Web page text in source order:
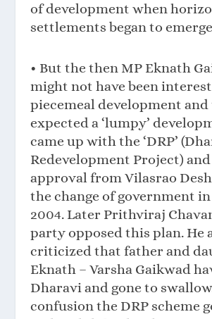
of development when
settlements began to
• But the then MP Eknath
might not have been
piecemeal development
expected a ‘lumpy’
came up with the ‘DRP’
Redevelopment Project)
approval from Vilasrao
the change of government
2004. Later Prithviraj
party opposed this plan. He
criticized that father and
Eknath – Varsha Gaikwad
Dharavi and gone to
confusion the DRP scheme